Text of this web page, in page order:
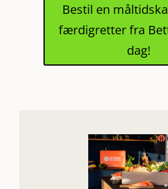
Bestil en
færdigretter fra
dag!